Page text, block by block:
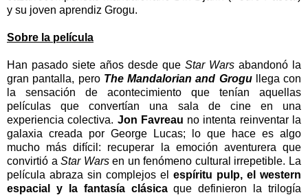
y su joven aprendiz Grogu.
Sobre la película
Han pasado siete años desde que Star Wars abandonó la
gran pantalla, pero The Mandalorian and Grogullega con
la sensación de acontecimiento que tenían aquellas
películas que convertían una sala de cine en una
experiencia colectiva. Jon Favreau no intenta reinventar la
galaxia creada por George Lucas; lo que hace es algo
mucho más difícil: recuperar la emoción aventurera que
convirtió aStar Warsen un fenómeno cultural irrepetible. La
película abraza sin complejos el espíritu pulp, el western
espacial y la fantasía clásicaque definieron la trilogía